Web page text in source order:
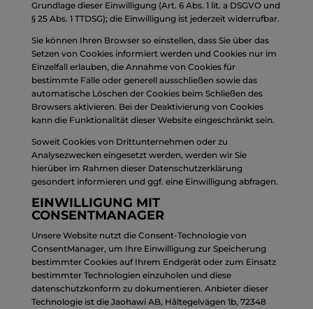
Grundlage dieser Einwilligung (Art. 6 Abs. 1 lit. a DSGVO und
§ 25 Abs. 1 TTDSG); die Einwilligung ist jederzeit widerrufbar.
Sie können Ihren Browser so einstellen, dass Sie über das
Setzen von Cookies informiert werden und Cookies nur im
Einzelfall erlauben, die Annahme von Cookies für
bestimmte Fälle oder generell ausschließen sowie das
automatische Löschen der Cookies beim Schließen des
Browsers aktivieren. Bei der Deaktivierung von Cookies
kann die Funktionalität dieser Website eingeschränkt sein.
Soweit Cookies von Drittunternehmen oder zu
Analysezwecken eingesetzt werden, werden wir Sie
hierüber im Rahmen dieser Datenschutzerklärung
gesondert informieren und ggf. eine Einwilligung abfragen.
EINWILLIGUNG MIT
CONSENTMANAGER
Unsere Website nutzt die Consent-Technologie von
ConsentManager, um Ihre Einwilligung zur Speicherung
bestimmter Cookies auf Ihrem Endgerät oder zum Einsatz
bestimmter Technologien einzuholen und diese
datenschutzkonform zu dokumentieren. Anbieter dieser
Technologie ist die Jaohawi AB, Håltegelvägen 1b, 72348